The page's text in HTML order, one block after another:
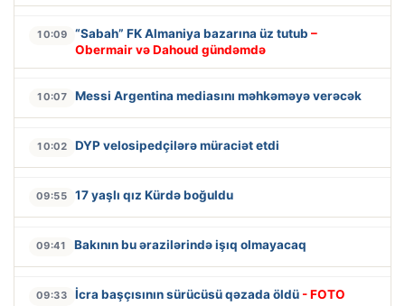
10:09 “Sabah” FK Almaniya bazarına üz tutub –
Obermair və Dahoud gündəmdə
10:07 Messi Argentina mediasını məhkəməyə verəcək
10:02 DYP velosipedçilərə müraciət etdi
09:55 17 yaşlı qız Kürdə boğuldu
09:41 Bakının bu ərazilərində işıq olmayacaq
09:33 İcra başçısının sürücüsü qəzada öldü - FOTO